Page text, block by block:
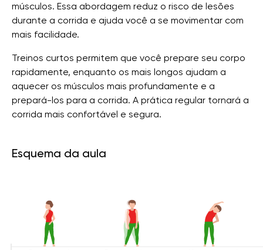
músculos. Essa abordagem reduz o risco de lesões
durante a corrida e ajuda você a se movimentar com
mais facilidade.
Treinos curtos permitem que você prepare seu corpo
rapidamente, enquanto os mais longos ajudam a
aquecer os músculos mais profundamente e a
prepará-los para a corrida. A prática regular tornará a
corrida mais confortável e segura.
Esquema da aula